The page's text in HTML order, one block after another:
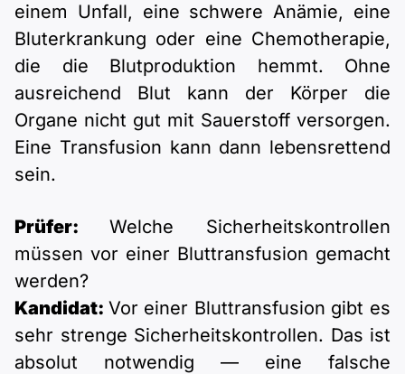
einem Unfall, eine schwere Anämie, eine
Bluterkrankung oder eine Chemotherapie,
die die Blutproduktion hemmt. Ohne
ausreichend Blut kann der Körper die
Organe nicht gut mit Sauerstoff versorgen.
Eine Transfusion kann dann lebensrettend
sein.
Prüfer: Welche Sicherheitskontrollen
müssen vor einer Bluttransfusion gemacht
werden?
Kandidat: Vor einer Bluttransfusion gibt es
sehr strenge Sicherheitskontrollen. Das ist
absolut notwendig — eine falsche